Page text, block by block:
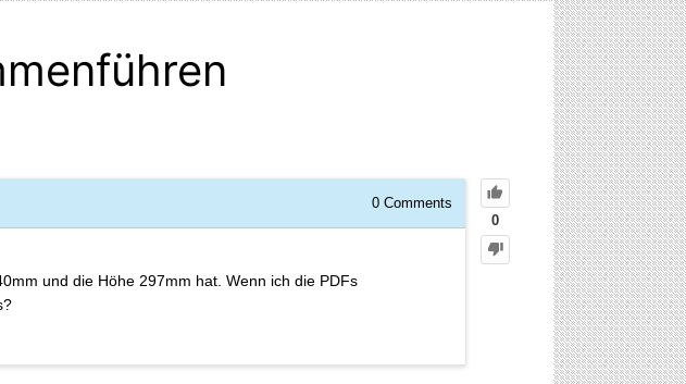
0
0 Comments
und die Höhe 297mm hat. Wenn ich die PDFs